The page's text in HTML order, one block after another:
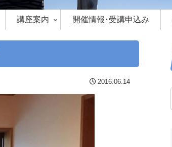
講座案内 開催情報･受講申込み
2016.06.14